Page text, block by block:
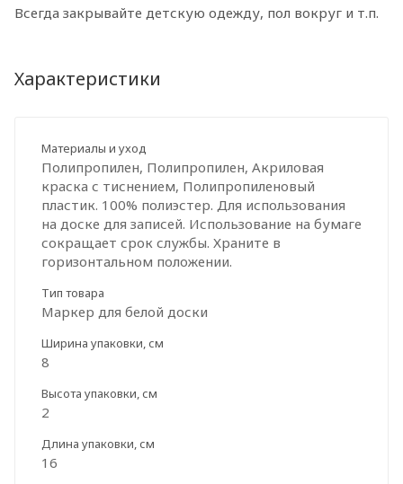
Всегда закрывайте детскую одежду, пол вокруг и т.п.
Характеристики
Материалы и уход
Полипропилен, Полипропилен, Акриловая
краска с тиснением, Полипропиленовый
пластик. 100% полиэстер. Для использования
на доске для записей. Использование на бумаге
сокращает срок службы. Храните в
горизонтальном положении.
Тип товара
Маркер для белой доски
Ширина упаковки, см
8
Высота упаковки, см
2
Длина упаковки, см
16